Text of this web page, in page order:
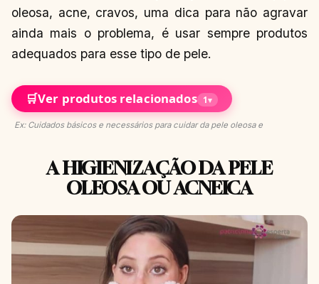
oleosa, acne, cravos, uma dica para não agravar
ainda mais o problema, é usar sempre produtos
adequados para esse tipo de pele.
🛒Ver produtos relacionados 1▾
Ex: Cuidados básicos e necessários para cuidar da pele oleosa e
A HIGIENIZAÇÃO DA PELE
OLEOSA OU ACNEICA